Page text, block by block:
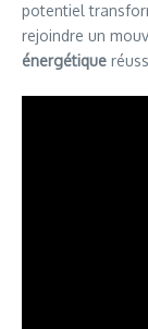
potentiel
rejoindre un
énergétique